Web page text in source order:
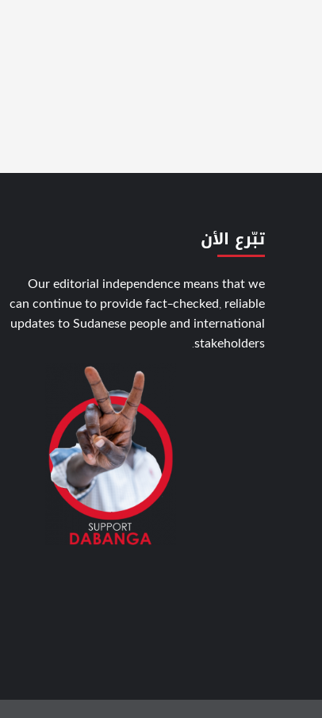
تبّرع الأن
Our editorial independence means that we
can continue to provide fact-checked, reliable
updates to Sudanese people and international
stakeholders.